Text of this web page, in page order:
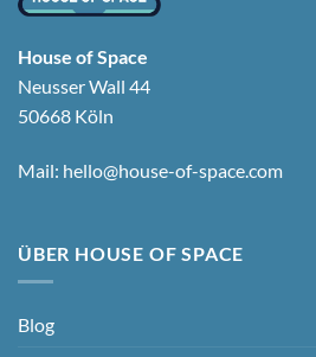
House of Space
Neusser Wall 44
50668 Köln
Mail: hello@house-of-space.com
ÜBER HOUSE OF SPACE
Blog